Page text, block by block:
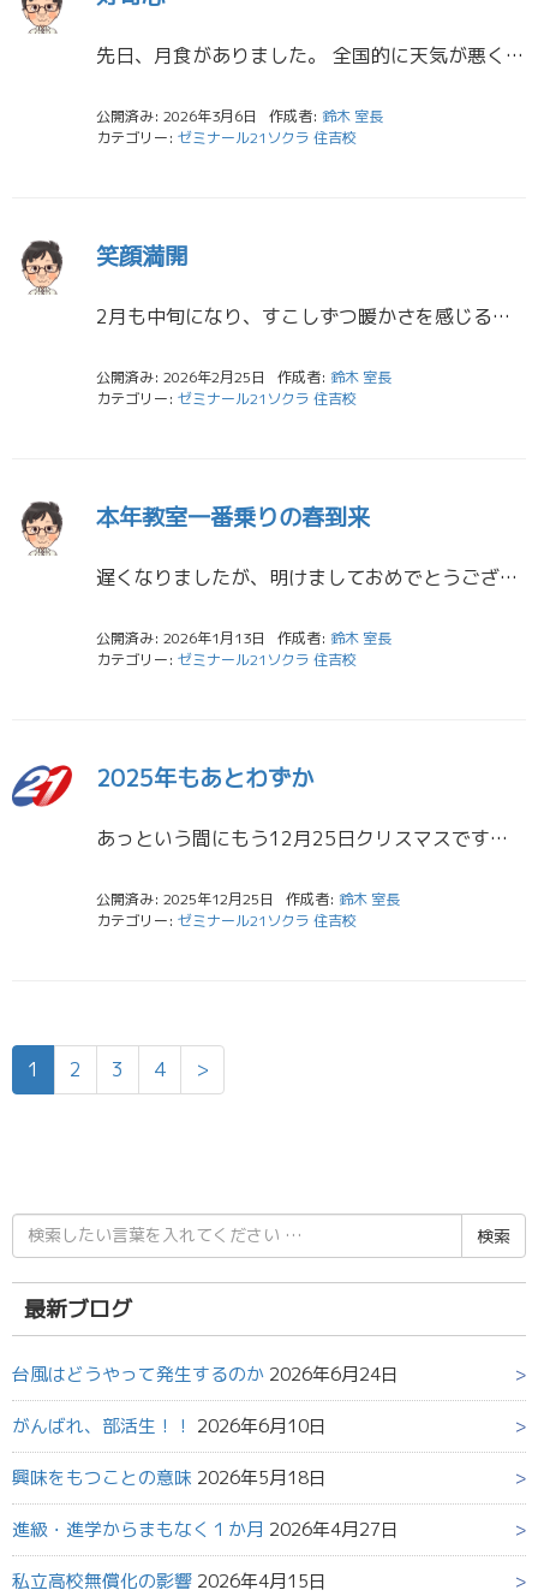
先日、月食がありました。 全国的に天気が悪く、見えない地域が多い中、宮崎は幸運にもとても綺麗に見ることができました。 時間とともに欠けていく月、いつもより少し赤黒い月を授業の合間に見ていましたが、神秘的なものでした。 小 […]
公開済み: 2026年3月6日 作成者: 鈴木 室長
カテゴリー: ゼミナール21ソクラ 住吉校
笑顔満開
2月も中旬になり、すこしずつ暖かさを感じる日が多くなってきましたね。花粉症の私にとっては少し厄介な季節ですが。 大学入試や高校入試においても、結果がぞくぞくと出てきています。 すでに内定や合格を手にした生徒の皆さん、保護 […]
公開済み: 2026年2月25日 作成者: 鈴木 室長
カテゴリー: ゼミナール21ソクラ 住吉校
本年教室一番乗りの春到来
遅くなりましたが、明けましておめでとうございます。 2026年もどうぞよろしくお願い申し上げます。 さて年明けすぐに、喜びの声が届きました。 私立中学校入試が行われ、すでに合格通知が届いています。 日大中学校4名合格！ […]
公開済み: 2026年1月13日 作成者: 鈴木 室長
カテゴリー: ゼミナール21ソクラ 住吉校
2025年もあとわずか
あっという間にもう12月25日クリスマスです。 もうあと6日で2025年も終了です。毎年この時期思うのです。今年はどんなことがあった年だっけ。と。いくつかは当然思い出せるのですが、そう多くは出てこないのです。 人間の記憶 […]
公開済み: 2025年12月25日 作成者: 鈴木 室長
カテゴリー: ゼミナール21ソクラ 住吉校
1 2 3 4 >
検
索
結
果:
最新ブログ
台風はどうやって発生するのか 2026年6月24日
がんばれ、部活生！！ 2026年6月10日
興味をもつことの意味 2026年5月18日
進級・進学からまもなく１か月 2026年4月27日
私立高校無償化の影響 2026年4月15日